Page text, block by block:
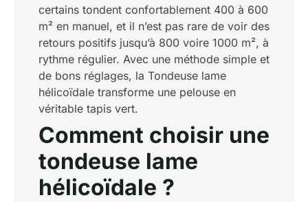
certains tondent confortablement 400 à 600
m² en manuel, et il n’est pas rare de voir des
retours positifs jusqu’à 800 voire 1000 m², à
rythme régulier. Avec une méthode simple et
de bons réglages, la Tondeuse lame
hélicoïdale transforme une pelouse en
véritable tapis vert.
Comment choisir une
tondeuse lame
hélicoïdale ?